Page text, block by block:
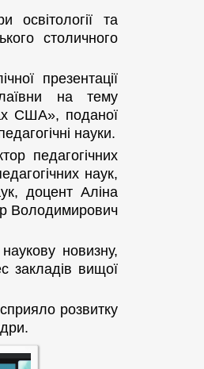
та
столичного
презентації
на тему
США», поданої
науки.
педагогічних
наук,
доцент Аліна
Володимирович
новизну,
закладів вищої
розвитку